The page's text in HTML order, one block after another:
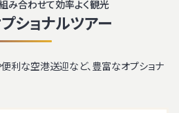
ショナルツアー
み合わせて効率よく観光
利な空港送迎など、豊富なオプショナ